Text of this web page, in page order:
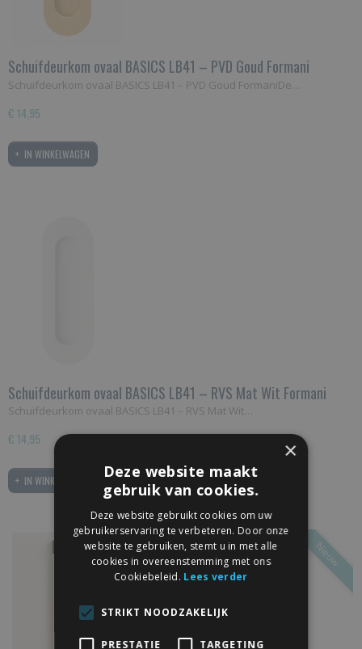
Schuifdeurkom ovaal BASICS LB41 – PVD Goud Formani
Schuifdeurkom ovaal BASICS LB41 – PVD Goud FormaniDe…
€ 14,95
IN WINKELWAGEN
Schuifdeurkom ovaal BASICS LB41 – RVS Mat Wit Formani
Schuifdeurkom ovaal BASICS LB41 – RVS Mat Wit…
€ 14,95
IN WINKELWAGEN
Nieuw
×
Deze website maakt
gebruik van cookies.
Deze website gebruikt cookies om uw
gebruikerservaring te verbeteren. Door onze
website te gebruiken, stemt u in met alle
cookies in overeenstemming met ons
Cookiebeleid. Lees verder
STRIKT NOODZAKELIJK
PRESTATIE TARGETING